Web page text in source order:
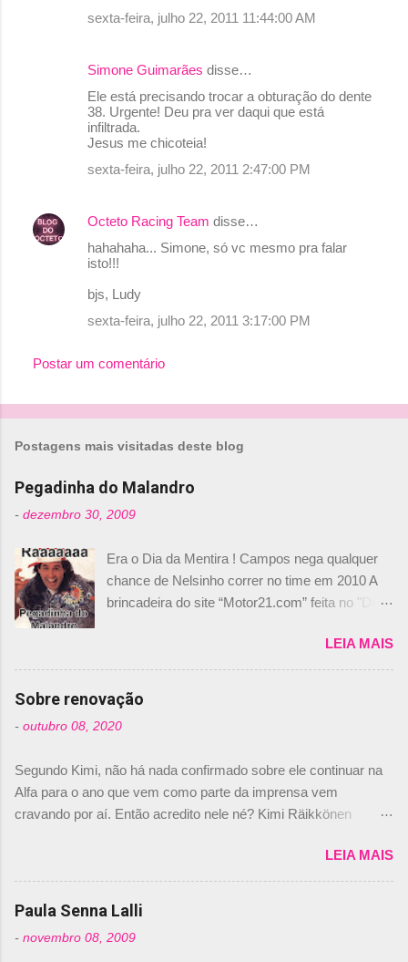
sexta-feira, julho 22, 2011 11:44:00 AM
Simone Guimarães disse…
Ele está precisando trocar a obturação do dente
38. Urgente! Deu pra ver daqui que está
infiltrada.
Jesus me chicoteia!
sexta-feira, julho 22, 2011 2:47:00 PM
Octeto Racing Team disse…
hahahaha... Simone, só vc mesmo pra falar
isto!!!
bjs, Ludy
sexta-feira, julho 22, 2011 3:17:00 PM
Postar um comentário
Postagens mais visitadas deste blog
Pegadinha do Malandro
- dezembro 30, 2009
Era o Dia da Mentira ! Campos nega qualquer
chance de Nelsinho correr no time em 2010 A
brincadeira do site “Motor21.com” feita no "Día
de abril –, afirmando que Nelson Piquet havia
comprado 15% das ações da Campos, dando,
com isso, um lugar no time a Nelsinho Piquet,
foi esclarecida de uma vez por todas por
Daniele Audetto, diretor da escuderia. O
não será o companheiro de Bruno Senna em
2010. "Na verdade, nós recebemos uma oferta
de Piquet", admitiu Audetto. “Mas depois de ter
dois brasileiros”, explicou, dizendo ainda que
não tem nada contra o filho do tricampeão
Nelson Piquet. “Ele é um bom piloto, rápido e
experiente.” Audetto disse ainda que a suposta
LEIA MAIS
Sobre renovação
- outubro 08, 2020
Segundo Kimi, não há nada confirmado sobre ele continuar na
Alfa para o ano que vem como parte da imprensa vem
cravando por aí. Então acredito nele né? Kimi Räikkönen
truth but I’ve never had an option in my contract so that’s
should, pretty much, tell you that it’s not true." #Kimi7 #EifelGP
#AlfaRomeoRacing pic.twitter.com/77EDVn39Ia — Kimi
Romain falando sobre o fato do Iceman estar há tantos anos na
LEIA MAIS
Paula Senna Lalli
- novembro 08, 2009